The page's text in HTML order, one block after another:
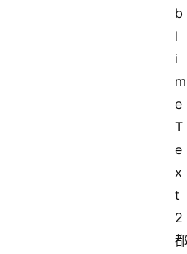
b
l
i
m
e
T
e
x
t
2
都